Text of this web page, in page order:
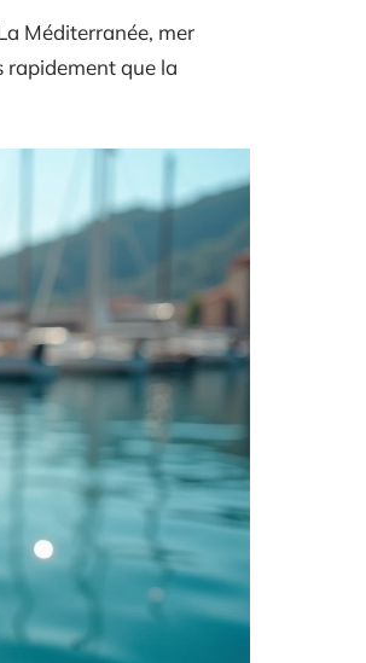
Méditerranée, mer
rapidement que la